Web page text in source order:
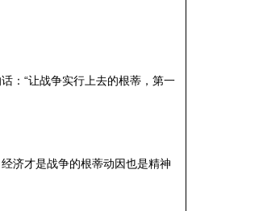
：“让战争实行上去的根蒂，第一
济才是战争的根蒂动因也是精神